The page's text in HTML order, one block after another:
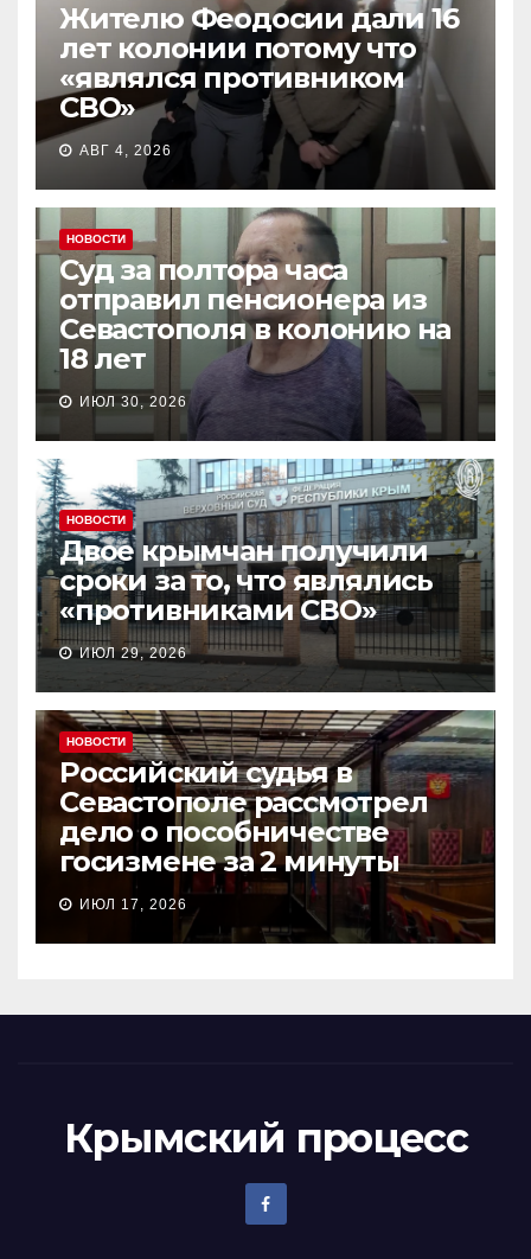
Жителю Феодосии дали 16
лет колонии потому что
«являлся противником
СВО»
АВГ 4, 2026
НОВОСТИ
Суд за полтора часа
отправил пенсионера из
Севастополя в колонию на
18 лет
ИЮЛ 30, 2026
НОВОСТИ
Двое крымчан получили
сроки за то, что являлись
«противниками СВО»
ИЮЛ 29, 2026
НОВОСТИ
Российский судья в
Севастополе рассмотрел
дело о пособничестве
госизмене за 2 минуты
ИЮЛ 17, 2026
Крымский процесс